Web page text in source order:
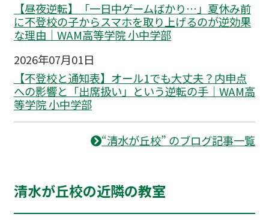
【昼夜逆転】「一日中ゲームばかり…」夏休み前
に不登校の子からスマホを取り上げるのが逆効果
な理由｜WAM高等学院 小中学部
2026年07月01日
【不登校と通知表】オール1でも大丈夫？内申点
への影響と「出席扱い」という逆転の手｜WAM高
等学院 小中学部
“清水が丘校” のブログ記事一覧
清水が丘校の近隣の教室